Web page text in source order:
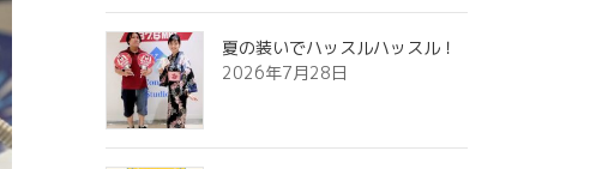
夏の装いでハッスルハッスル！
2026年7月28日